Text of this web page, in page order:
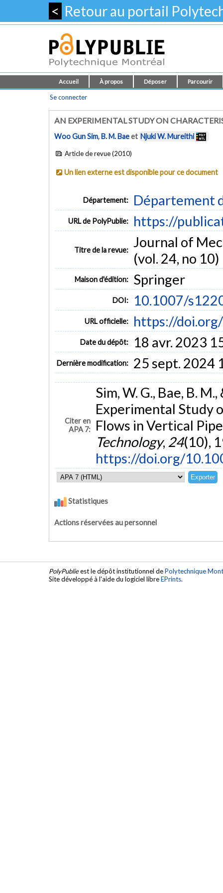
< Retour au portail
Accueil À propos Déposer Parcourir
Se connecter
AN EXPERIMENTAL STUDY ON
Woo Gun Sim,B. M. Baeet Njuki W. Mureithi
Article de revue (2010)
Un lien externe est disponible pour ce document
Département: Département
URL de PolyPublie: https://
Titre de la revue: Journal of
(vol. 24, no 10)
Maison d'édition: Springer
DOI: 10.1007/
URL officielle: https://
Date du dépôt: 18 avr. 2023
Dernière modification: 25 sept. 2024
Citer en
APA 7:
Sim, W. G., Bae, B.
Experimental Study
Flows in Vertical
Technology, 24(10),
https://doi.org/
Statistiques
Actions réservées au personnel
PolyPublieest le dépôt institutionnel dePolytechnique
Site développé à l'aide du logiciel libreEPrints.